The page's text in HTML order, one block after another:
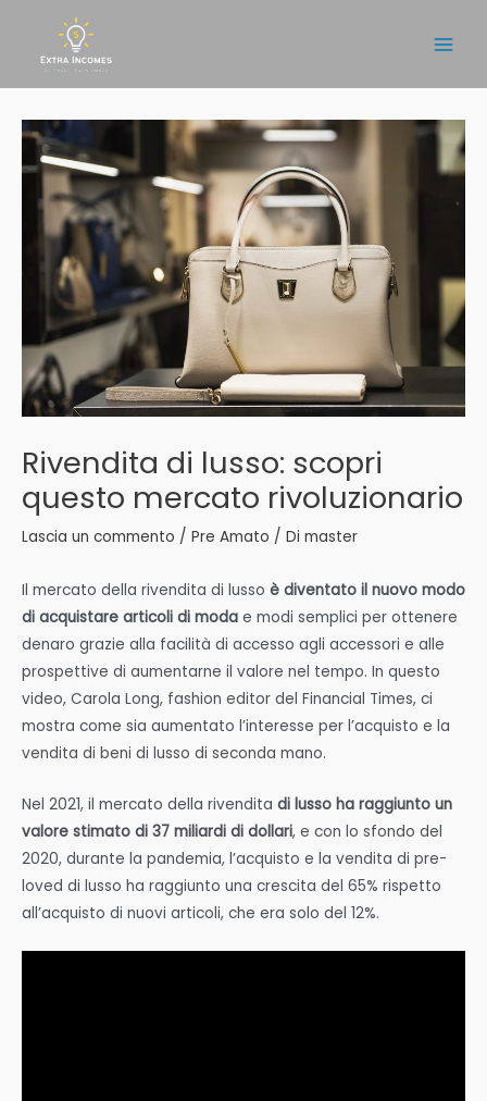
contenuto
Rivendita di lusso: scopri
questo mercato rivoluzionario
Lascia un commento / Pre Amato / Di master
Il mercato della rivendita di lusso è diventato il nuovo modo
di acquistare articoli di moda e modi semplici per ottenere
denaro grazie alla facilità di accesso agli accessori e alle
prospettive di aumentarne il valore nel tempo. In questo
video, Carola Long, fashion editor del Financial Times, ci
mostra come sia aumentato l’interesse per l’acquisto e la
vendita di beni di lusso di seconda mano.
Nel 2021, il mercato della rivendita di lusso ha raggiunto un
valore stimato di 37 miliardi di dollari, e con lo sfondo del
2020, durante la pandemia, l’acquisto e la vendita di pre-
loved di lusso ha raggiunto una crescita del 65% rispetto
all’acquisto di nuovi articoli, che era solo del 12%.